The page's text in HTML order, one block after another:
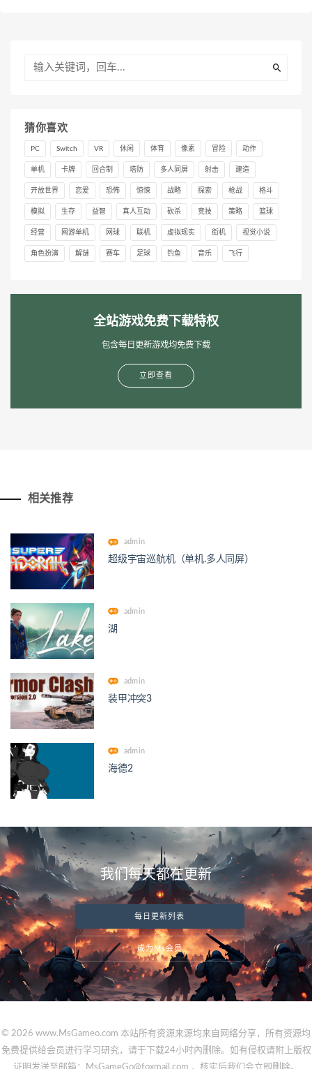
猜你喜欢
PC Switch VR 休闲 体育 像素 冒险 动作
单机 卡牌 回合制 塔防 多人同屏 射击 建造
开放世界 恋爱 恐怖 惊悚 战略 探索 枪战 格斗
模拟 生存 益智 真人互动 砍杀 竞技 策略 篮球
经营 网游单机 网球 联机 虚拟现实 街机 视觉小说
角色扮演 解谜 赛车 足球 钓鱼 音乐 飞行
全站游戏免费下载特权
包含每日更新游戏均免费下载
立即查看
相关推荐
admin
超级宇宙巡航机（单机.多人同屏）
admin
湖
admin
装甲冲突3
admin
海德2
我们每天都在更新
每日更新列表
成为Ms会员
© 2026 www.MsGameo.com 本站所有资源来源均来自网络分享，所有资源均
免费提供给会员进行学习研究，请于下载24小时內删除。如有侵权请附上版权